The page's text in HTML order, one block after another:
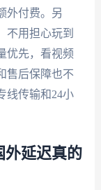
外付费。另
不用担心玩到
优先，看视频
售后保障也不
线传输和24小
外延迟真的